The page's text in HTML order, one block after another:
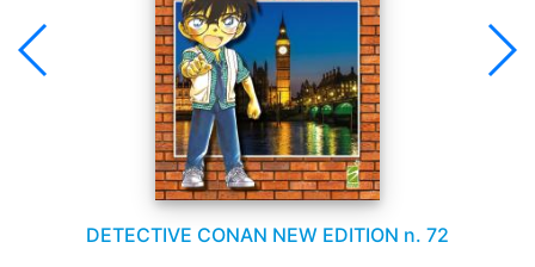
DETECTIVE CONAN NEW EDITION n. 72